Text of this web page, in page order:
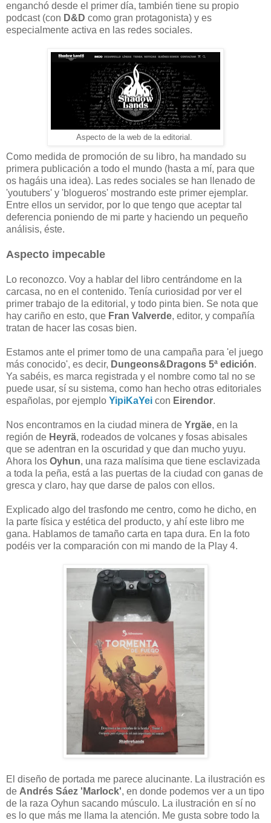
enganchó desde el primer día, también tiene su propio
podcast (con D&D como gran protagonista) y es
especialmente activa en las redes sociales.
Aspecto de la web de la editorial.
Como medida de promoción de su libro, ha mandado su
primera publicación a todo el mundo (hasta a mí, para que
os hagáis una idea). Las redes sociales se han llenado de
'youtubers' y 'blogueros' mostrando este primer ejemplar.
Entre ellos un servidor, por lo que tengo que aceptar tal
deferencia poniendo de mi parte y haciendo un pequeño
análisis, éste.
Aspecto impecable
Lo reconozco. Voy a hablar del libro centrándome en la
carcasa, no en el contenido. Tenía curiosidad por ver el
primer trabajo de la editorial, y todo pinta bien. Se nota que
hay cariño en esto, que Fran Valverde, editor, y compañía
tratan de hacer las cosas bien.
Estamos ante el primer tomo de una campaña para 'el juego
más conocido', es decir, Dungeons&Dragons 5ª edición.
Ya sabéis, es marca registrada y el nombre como tal no se
puede usar, sí su sistema, como han hecho otras editoriales
españolas, por ejemplo YipiKaYei con Eirendor.
Nos encontramos en la ciudad minera de Yrgäe, en la
región de Heyrä, rodeados de volcanes y fosas abisales
que se adentran en la oscuridad y que dan mucho yuyu.
Ahora los Oyhun, una raza malísima que tiene esclavizada
a toda la peña, está a las puertas de la ciudad con ganas de
gresca y claro, hay que darse de palos con ellos.
Explicado algo del trasfondo me centro, como he dicho, en
la parte física y estética del producto, y ahí este libro me
gana. Hablamos de tamaño carta en tapa dura. En la foto
podéis ver la comparación con mi mando de la Play 4.
El diseño de portada me parece alucinante. La ilustración es
de Andrés Sáez 'Marlock', en donde podemos ver a un tipo
de la raza Oyhun sacando músculo. La ilustración en sí no
es lo que más me llama la atención. Me gusta sobre todo la